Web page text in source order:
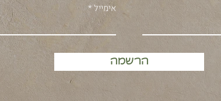
אימייל
הרשמה